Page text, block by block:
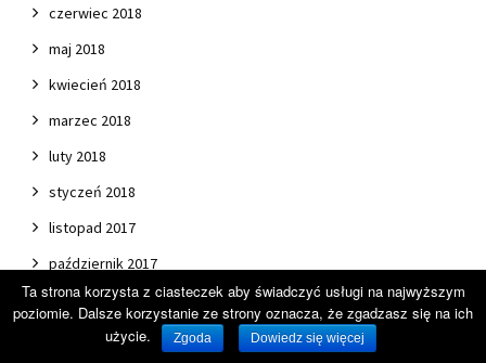
czerwiec 2018
maj 2018
kwiecień 2018
marzec 2018
luty 2018
styczeń 2018
listopad 2017
październik 2017
wrzesień 2017
sierpień 2017
Ta strona korzysta z ciasteczek aby świadczyć usługi na najwyższym
poziomie. Dalsze korzystanie ze strony oznacza, że zgadzasz się na ich
użycie.
Zgoda Dowiedz się więcej